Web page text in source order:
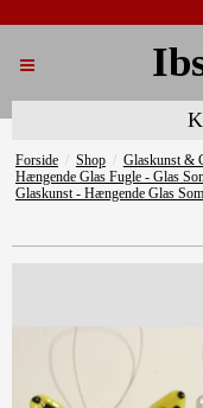
Forside / Shop / Glaskunst &
Hængende Glas Fugle - Glas
Glaskunst - Hængende Glas